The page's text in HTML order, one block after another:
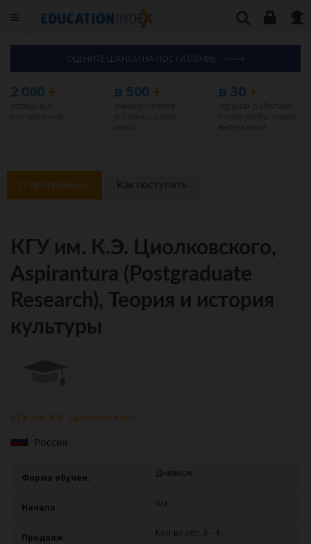
ОЦЕНИТЕ ШАНСЫ НА ПОСТУПЛЕНИЕ
2 000 + в 500 + в 30+
О программме Как поступить
КГУ им. К.Э. Циолковского,
Aspirantura (Postgraduate
Research), Теория и история
культуры
КГУ им. К.Э. Циолковского
Россия
Форма обучен. Дневное
Начало n/a
Продолж. Кол-во лет: 3 - 4